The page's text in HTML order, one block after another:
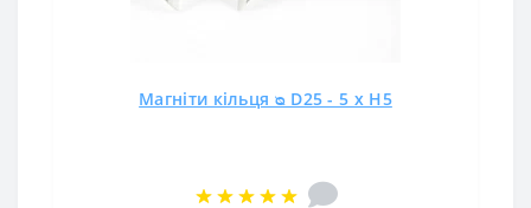
Магніти кільця ᴓ D25 - 5 x H5